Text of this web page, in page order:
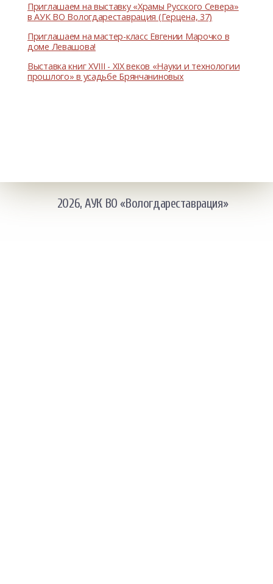
Приглашаем на выставку «Храмы Русского Севера»
в АУК ВО Вологдареставрация (Герцена, 37)
Приглашаем на мастер-класс Евгении Марочко в
доме Левашова!
Выставка книг XVIII - XIX веков «Науки и технологии
прошлого» в усадьбе Брянчаниновых
2026, АУК ВО «Вологдареставрация»